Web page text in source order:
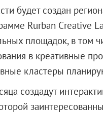
будет создан
Rurban Creative
площадок, в том
в креативные
кластеры
создадут